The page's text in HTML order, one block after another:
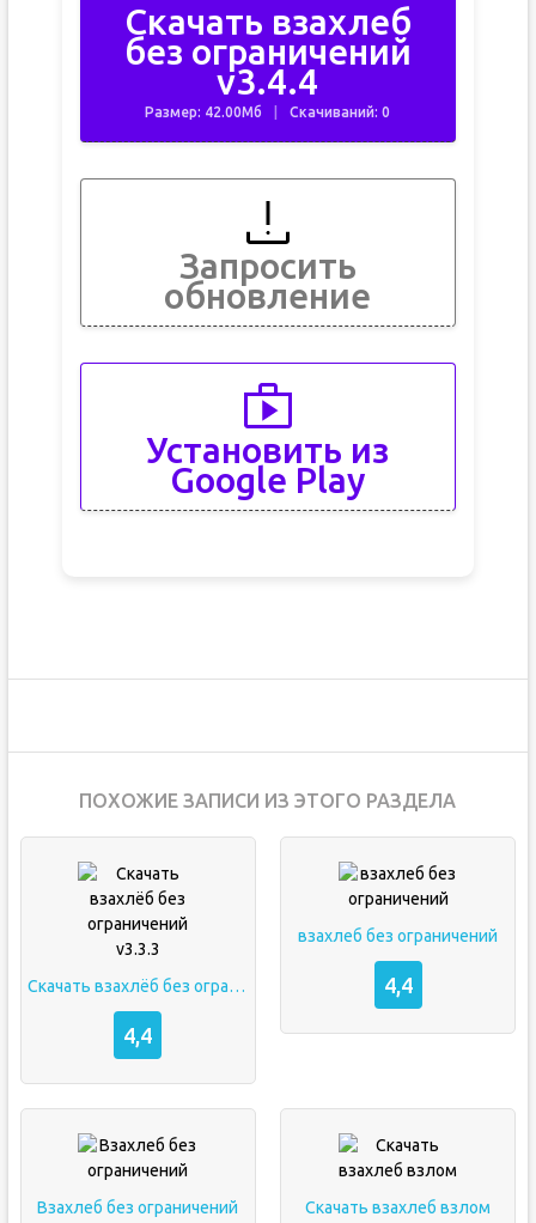
Скачать взахлеб
без ограничений
v3.4.4
Размер: 42.00Мб Скачиваний: 0
Запросить
обновление
Установить из
Google Play
ПОХОЖИЕ ЗАПИСИ ИЗ ЭТОГО РАЗДЕЛА
Скачать взахлёб без ограничений v3.3.3
4,4
взахлеб без ограничений
4,4
Взахлеб без ограничений Скачать взахлеб взлом